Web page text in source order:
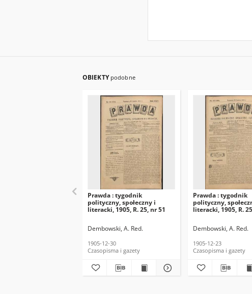
OBIEKTY podobne
Prawda : tygodnik
polityczny, społeczny i
literacki, 1905, R. 25, nr 51
Dembowski, A. Red.
1905-12-30
Czasopisma i gazety
Prawda : tygodnik
polityczny,
literacki, 1905, R.
Dembowski, A. Red.
1905-12-23
Czasopisma i gazety